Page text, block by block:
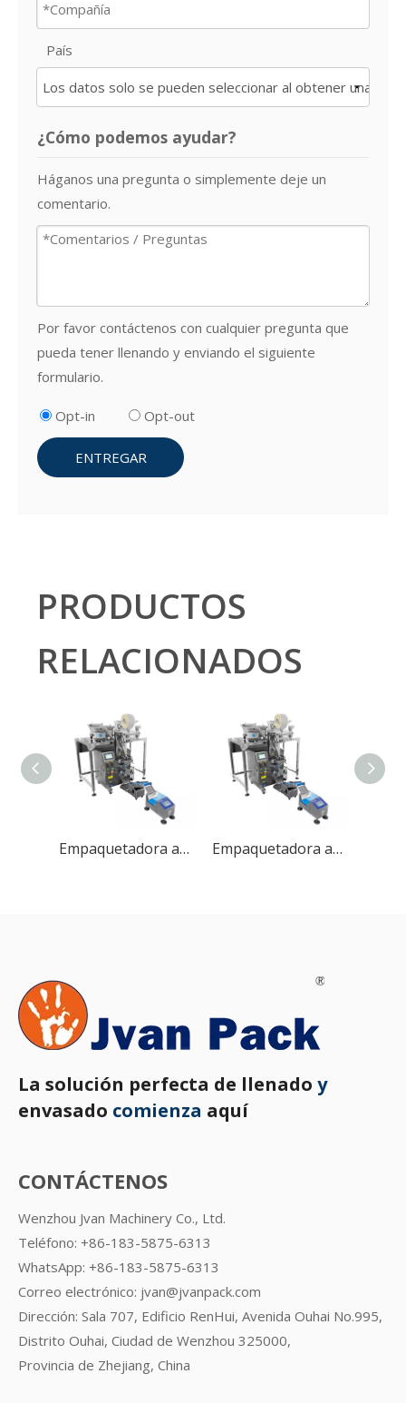
País
¿Cómo podemos ayudar?
Háganos una pregunta o simplemente deje un
comentario.
Por favor contáctenos con cualquier pregunta que
pueda tener llenando y enviando el siguiente
formulario.
Opt-in Opt-out
ENTREGAR
PRODUCTOS
RELACIONADOS
Empaquetadora automática de gránulos JP-100 Empaquetadora automática de gránulos JP-100
La solución perfecta de llenado y
envasado comienza aquí
CONTÁCTENOS
Wenzhou Jvan Machinery Co., Ltd.
Teléfono: +86-183-5875-6313
WhatsApp: +86-183-5875-6313
Correo electrónico: jvan@jvanpack.com
Dirección: Sala 707, Edificio RenHui, Avenida Ouhai No.995,
Distrito Ouhai, Ciudad de Wenzhou 325000,
Provincia de Zhejiang, China